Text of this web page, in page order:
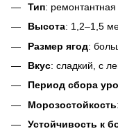
Тип:
Высота: 1,2–1,5
Размер ягод:
Вкус: сладкий, с
Период сбора
Морозостойкость
Устойчивость к